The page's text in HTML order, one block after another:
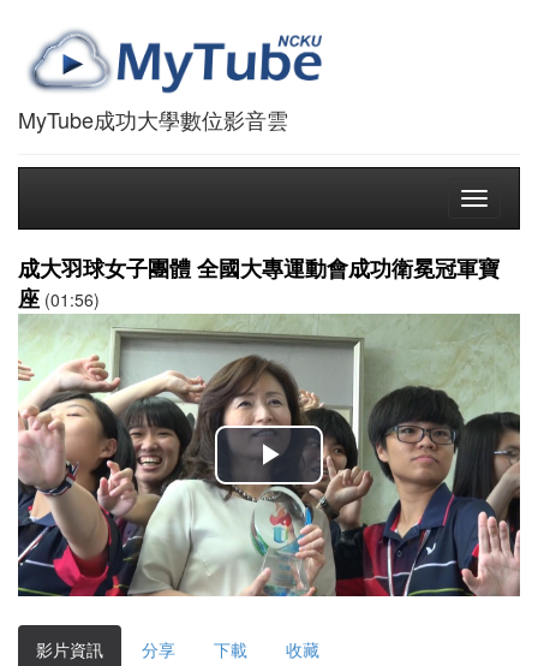
MyTube成功大學數位影音雲
Toggle
成大羽球女子團體 全國大專運動會成功衛冕冠軍寶
座 (01:56)
播
放
影
片
影片資訊 分享 下載 收藏